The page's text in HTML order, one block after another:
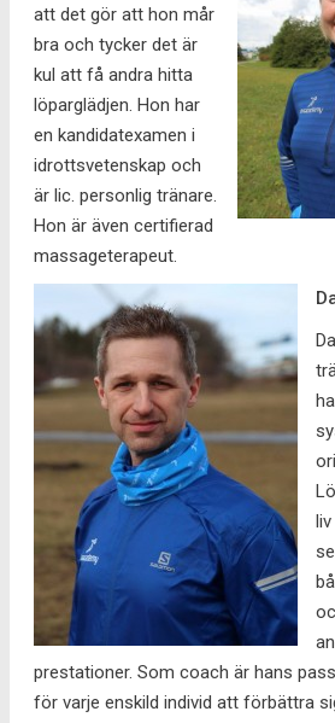
att det gör att hon mår
bra och tycker det är
kul att få andra hitta
löparglädjen. Hon har
en kandidatexamen i
idrottsvetenskap och
är lic. personlig tränare.
Hon är även certifierad
massageterapeut.
prestationer. Som coach är hans
för varje enskild individ att förbättra